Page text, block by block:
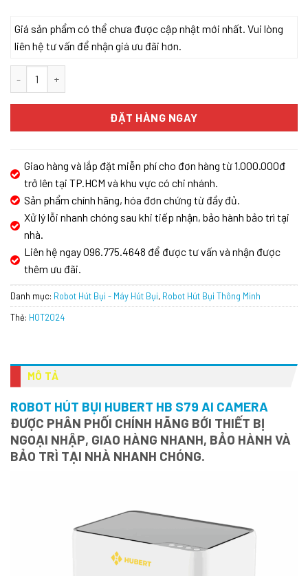
Giá sản phẩm có thể chưa được cập nhật mới nhất. Vui lòng
liên hệ tư vấn để nhận giá ưu đãi hơn.
ĐẶT HÀNG NGAY
Giao hàng và lắp đặt miễn phí cho đơn hàng từ 1.000.000đ
trở lên tại TP.HCM và khu vực có chi nhánh.
Sản phẩm chính hãng, hóa đơn chứng từ đầy đủ.
Xử lý lỗi nhanh chóng sau khi tiếp nhận, bảo hành bảo trì tại
nhà.
Liên hệ ngay 096.775.4648 để được tư vấn và nhận được
thêm ưu đãi.
Danh mục: Robot Hút Bụi - Máy Hút Bụi, Robot Hút Bụi Thông Minh
Thẻ: HOT2024
MÔ TẢ
ROBOT HÚT BỤI HUBERT HB S79 AI CAMERA
ĐƯỢC PHÂN PHỐI CHÍNH HÃNG BỚI THIẾT BỊ
NGOẠI NHẬP, GIAO HÀNG NHANH, BẢO HÀNH VÀ
BẢO TRÌ TẠI NHÀ NHANH CHÓNG.